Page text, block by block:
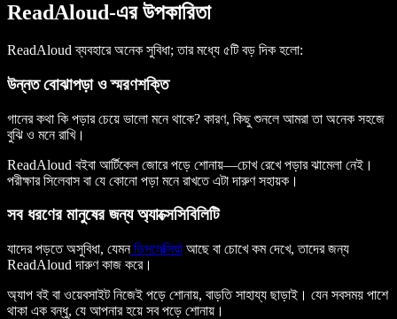
ReadAloud-এর উপকারিতা
ReadAloud ব্যবহারে অনেক সুবিধা; তার মধ্যে ৫টি বড় দিক হলো:
উন্নত বোঝাপড়া ও স্মরণশক্তি
গানের কথা কি পড়ার চেয়ে ভালো মনে থাকে? কারণ, কিছু শুনলে আমরা তা অনেক সহজে
বুঝি ও মনে রাখি।
ReadAloud বইবা আর্টিকেল জোরে পড়ে শোনায়—চোখ রেখে পড়ার ঝামেলা নেই।
পরীক্ষার সিলেবাস বা যে কোনো পড়া মনে রাখতে এটা দারুণ সহায়ক।
সব ধরণের মানুষের জন্য অ্যাক্সেসিবিলিটি
যাদের পড়তে অসুবিধা, যেমনডিসলেক্সিয়া আছে বা চোখে কম দেখে, তাদের জন্য
ReadAloud দারুণ কাজ করে।
অ্যাপ বই বা ওয়েবসাইট নিজেই পড়ে শোনায়, বাড়তি সাহায্য ছাড়াই। যেন সবসময় পাশে
থাকা এক বন্ধু, যে আপনার হয়ে সব পড়ে শোনায়।